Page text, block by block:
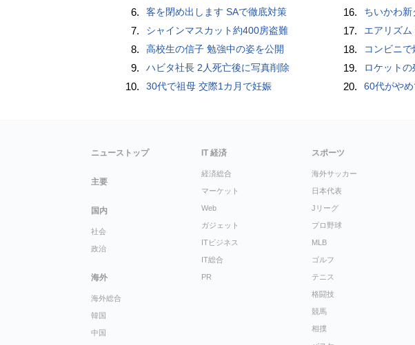
6. 客を閉め出します SAで徹底対策
7. シャインマスカット約400房盗難
8. 高校生の信子 勉強中の姿を公開
9. ハビタ社長 2人死亡後に写真削除
10. 30代で祖母 交際1カ月で妊娠
16. ちいかわ新
17. エアリズ
18. コンビニ
19. ロケット
20. 60代がや
ニューストップ
主要
国内
社会
政治
海外
海外総合
韓国
中国
IT 経済
経済総合
マーケット
Web
ガジェット
ITビジネス
IT総合
PR
スポーツ
海外サッカー
日本代表
Jリーグ
プロ野球
MLB
ゴルフ
テニス
格闘技
競馬
相撲